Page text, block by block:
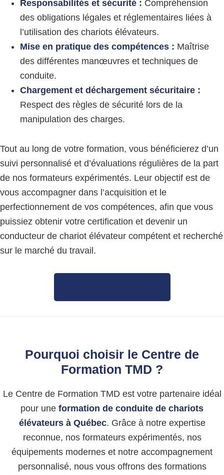
Responsabilités et sécurité : Compréhension
des obligations légales et réglementaires liées à
l’utilisation des chariots élévateurs.
Mise en pratique des compétences : Maîtrise
des différentes manœuvres et techniques de
conduite.
Chargement et déchargement sécuritaire :
Respect des règles de sécurité lors de la
manipulation des charges.
Tout au long de votre formation, vous bénéficierez d’un
suivi personnalisé et d’évaluations régulières de la part
de nos formateurs expérimentés. Leur objectif est de
vous accompagner dans l’acquisition et le
perfectionnement de vos compétences, afin que vous
puissiez obtenir votre certification et devenir un
conducteur de chariot élévateur compétent et recherché
sur le marché du travail.
Pourquoi choisir le Centre de
Formation TMD ?
Le Centre de Formation TMD est votre partenaire idéal
pour une formation de conduite de chariots
élévateurs à Québec. Grâce à notre expertise
reconnue, nos formateurs expérimentés, nos
équipements modernes et notre accompagnement
personnalisé, nous vous offrons des formations